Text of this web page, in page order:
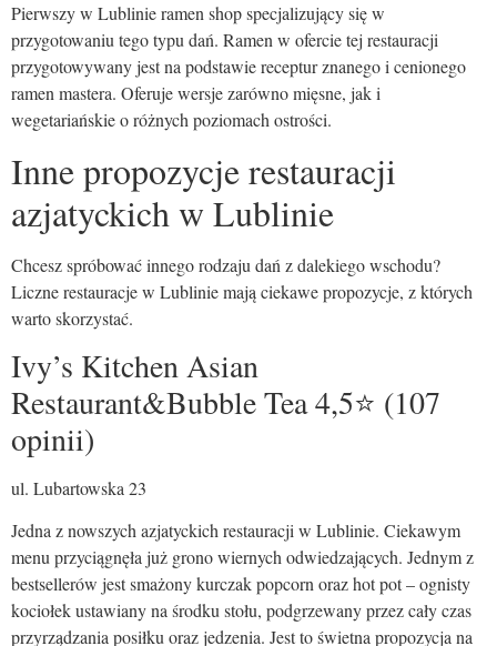
Pierwszy w Lublinie ramen shop specjalizujący się w
przygotowaniu tego typu dań. Ramen w ofercie tej restauracji
przygotowywany jest na podstawie receptur znanego i cenionego
ramen mastera. Oferuje wersje zarówno mięsne, jak i
wegetariańskie o różnych poziomach ostrości.
Inne propozycje restauracji
azjatyckich w Lublinie
Chcesz spróbować innego rodzaju dań z dalekiego wschodu?
Liczne restauracje w Lublinie mają ciekawe propozycje, z których
warto skorzystać.
Ivy’s Kitchen Asian
Restaurant&Bubble Tea 4,5⭐ (107
opinii)
ul. Lubartowska 23
Jedna z nowszych azjatyckich restauracji w Lublinie. Ciekawym
menu przyciągnęła już grono wiernych odwiedzających. Jednym z
bestsellerów jest smażony kurczak popcorn oraz hot pot – ognisty
kociołek ustawiany na środku stołu, podgrzewany przez cały czas
przyrządzania posiłku oraz jedzenia. Jest to świetna propozycja na